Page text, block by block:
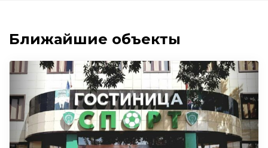
Ближайшие объекты